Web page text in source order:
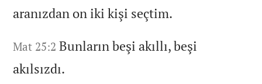
aranızdan on iki kişi seçtim.
Mat 25:2 Bunların beşi akıllı,beşi
akılsızdı.